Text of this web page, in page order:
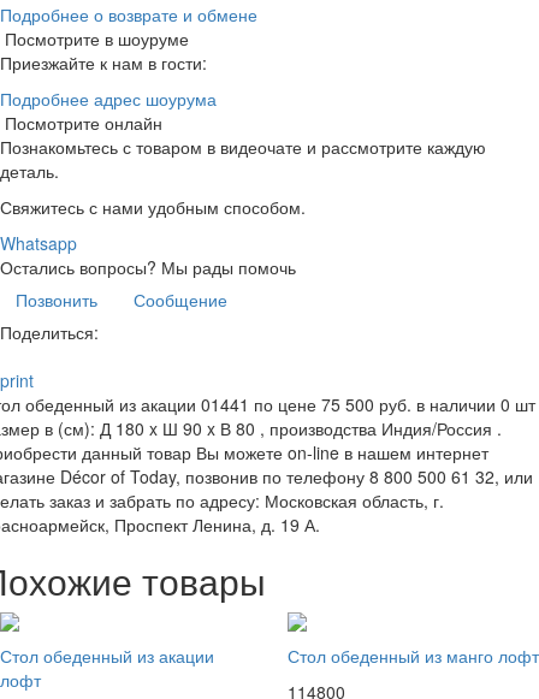
Подробнее о возврате и обмене
Посмотрите в шоуруме
Приезжайте к нам в гости:
Подробнее адрес шоурума
Посмотрите онлайн
Познакомьтесь с товаром в видеочате и рассмотрите каждую
деталь.
Свяжитесь с нами удобным способом.
Whatsapp
Остались вопросы? Мы рады помочь
Позвонить
Сообщение
Поделиться:
print
обеденный из акации 01441 по цене 75 500 руб. в наличии 0
в (см): Д 180 x Ш 90 x В 80 , производства Индия/Россия .
данный товар Вы можете on-line в нашем интернет
Décor of Today, позвонив по телефону 8 800 500 61 32, или
заказ и забрать по адресу: Московская область, г.
Проспект Ленина, д. 19 А.
товары
Стол обеденный из акации
лофт
Стол обеденный из манго лофт
114800